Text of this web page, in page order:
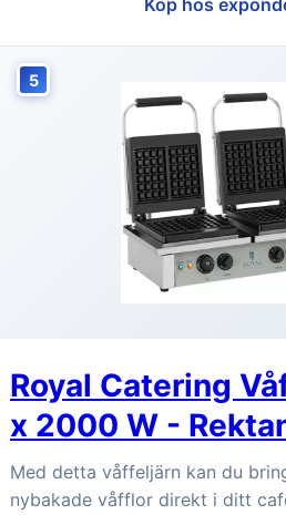
Köp hos
5
Royal Catering
x 2000 W -
Med detta våffeljärn kan du
nybakade våfflor direkt i ditt